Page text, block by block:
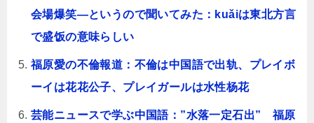
会場爆笑―というので聞いてみた：kuǎiは東北方言
で盛饭の意味らしい
福原愛の不倫報道：不倫は中国語で出轨、プレイボ
ーイは花花公子、プレイガールは水性杨花
芸能ニュースで学ぶ中国語：”水落一定石出” 福原